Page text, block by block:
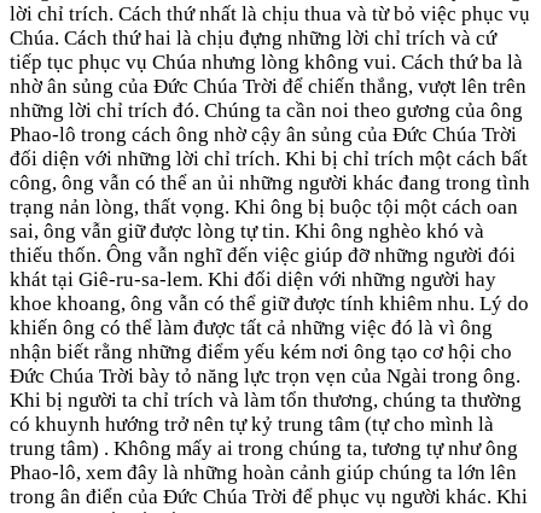
lời chỉ trích. Cách thứ nhất là chịu thua và từ bỏ việc phục vụ
Chúa. Cách thứ hai là chịu đựng những lời chỉ trích và cứ
tiếp tục phục vụ Chúa nhưng lòng không vui. Cách thứ ba là
nhờ ân sủng của Đức Chúa Trời để chiến thắng, vượt lên trên
những lời chỉ trích đó. Chúng ta cần noi theo gương của ông
Phao-lô trong cách ông nhờ cậy ân sủng của Đức Chúa Trời
đối diện với những lời chỉ trích. Khi bị chỉ trích một cách bất
công, ông vẫn có thể an ủi những người khác đang trong tình
trạng nản lòng, thất vọng. Khi ông bị buộc tội một cách oan
sai, ông vẫn giữ được lòng tự tin. Khi ông nghèo khó và
thiếu thốn. Ông vẫn nghĩ đến việc giúp đỡ những người đói
khát tại Giê-ru-sa-lem. Khi đối diện với những người hay
khoe khoang, ông vẫn có thể giữ được tính khiêm nhu. Lý do
khiến ông có thể làm được tất cả những việc đó là vì ông
nhận biết rằng những điểm yếu kém nơi ông tạo cơ hội cho
Đức Chúa Trời bày tỏ năng lực trọn vẹn của Ngài trong ông.
Khi bị người ta chỉ trích và làm tổn thương, chúng ta thường
có khuynh hướng trở nên tự kỷ trung tâm (tự cho mình là
trung tâm) . Không mấy ai trong chúng ta, tương tự như ông
Phao-lô, xem đây là những hoàn cảnh giúp chúng ta lớn lên
trong ân điển của Đức Chúa Trời để phục vụ người khác. Khi